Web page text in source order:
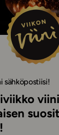
sähköpostiisi!